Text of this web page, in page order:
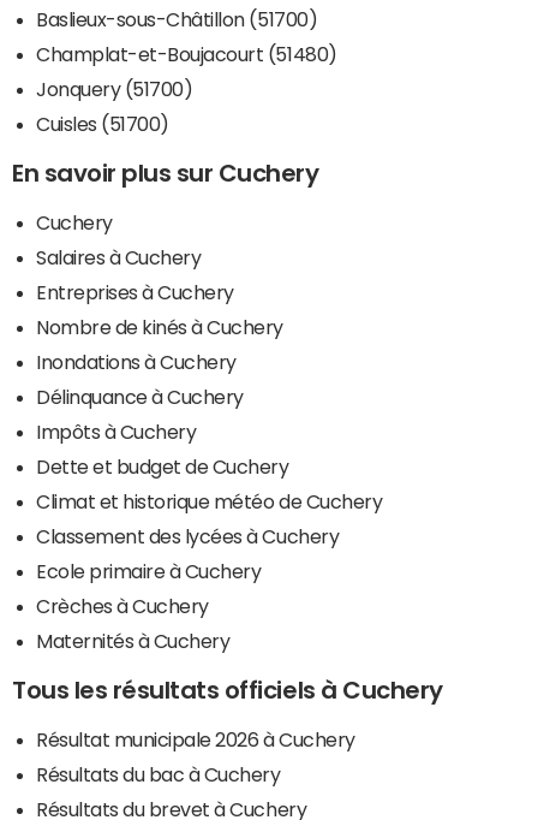
Baslieux-sous-Châtillon (51700)
Champlat-et-Boujacourt (51480)
Jonquery (51700)
Cuisles (51700)
En savoir plus sur Cuchery
Cuchery
Salaires à Cuchery
Entreprises à Cuchery
Nombre de kinés à Cuchery
Inondations à Cuchery
Délinquance à Cuchery
Impôts à Cuchery
Dette et budget de Cuchery
Climat et historique météo de Cuchery
Classement des lycées à Cuchery
Ecole primaire à Cuchery
Crèches à Cuchery
Maternités à Cuchery
Tous les résultats officiels à Cuchery
Résultat municipale 2026 à Cuchery
Résultats du bac à Cuchery
Résultats du brevet à Cuchery